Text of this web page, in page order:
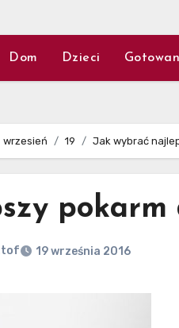
Dom Dzieci
wrzesień 19 Jak wybrać
pokarm
19 września 2016